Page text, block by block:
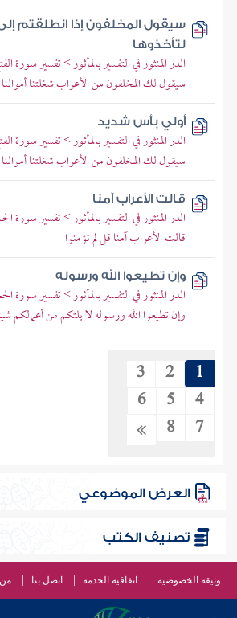
سيقول المخلفون إذا انطلقتم
لتأخذوها
الدر المنثور في التفسير بالمأثور > تفسير سورة
سيقول لك المخلفون من الأعراب شغلتنا أموالنا
أولي بأس شديد
الدر المنثور في التفسير بالمأثور > تفسير سورة
سيقول لك المخلفون من الأعراب شغلتنا أموالنا
قالت الأعراب آمنا
الدر المنثور في التفسير بالمأثور > تفسير سورة
قالت الأعراب آمنا قل لم تؤمنوا
وإن تطيعوا الله ورسوله
الدر المنثور في التفسير بالمأثور > تفسير سورة
وإن تطيعوا الله ورسوله لا يلتكم من أعمالكم
1
2
3
4
5
6
7
8
العرض الموضوعي
تصنيف الكتب
وثيقة الخصوصية اتفاقية الخدمة اتصل بنا